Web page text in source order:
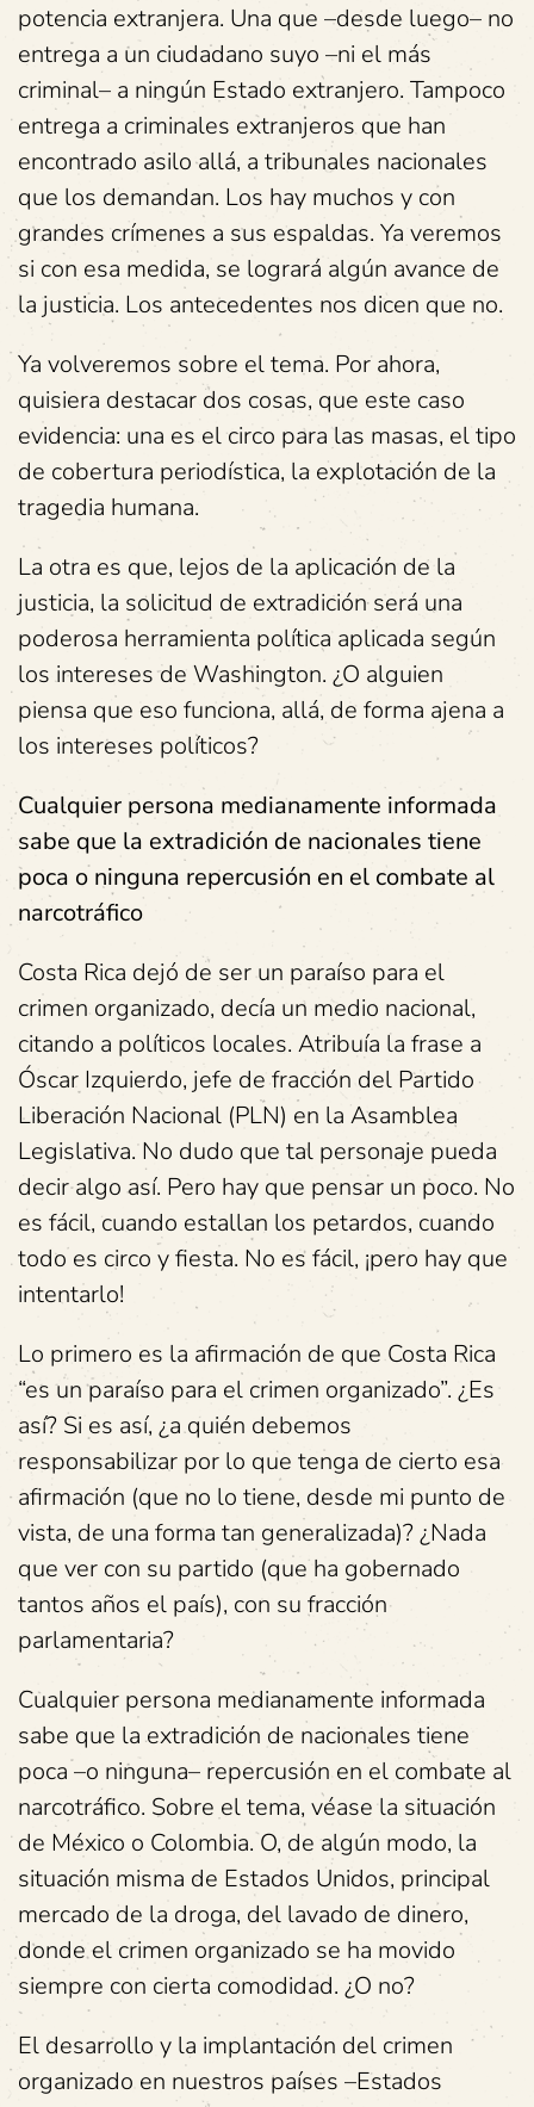
potencia extranjera. Una que –desde luego– no
entrega a un ciudadano suyo –ni el más
criminal– a ningún Estado extranjero. Tampoco
entrega a criminales extranjeros que han
encontrado asilo allá, a tribunales nacionales
que los demandan. Los hay muchos y con
grandes crímenes a sus espaldas. Ya veremos
si con esa medida, se logrará algún avance de
la justicia. Los antecedentes nos dicen que no.
Ya volveremos sobre el tema. Por ahora,
quisiera destacar dos cosas, que este caso
evidencia: una es el circo para las masas, el tipo
de cobertura periodística, la explotación de la
tragedia humana.
La otra es que, lejos de la aplicación de la
justicia, la solicitud de extradición será una
poderosa herramienta política aplicada según
los intereses de Washington. ¿O alguien
piensa que eso funciona, allá, de forma ajena a
los intereses políticos?
Cualquier persona medianamente informada
sabe que la extradición de nacionales tiene
poca o ninguna repercusión en el combate al
narcotráfico
Costa Rica dejó de ser un paraíso para el
crimen organizado, decía un medio nacional,
citando a políticos locales. Atribuía la frase a
Óscar Izquierdo, jefe de fracción del Partido
Liberación Nacional (PLN) en la Asamblea
Legislativa. No dudo que tal personaje pueda
decir algo así. Pero hay que pensar un poco. No
es fácil, cuando estallan los petardos, cuando
todo es circo y fiesta. No es fácil, ¡pero hay que
intentarlo!
Lo primero es la afirmación de que Costa Rica
“es un paraíso para el crimen organizado”. ¿Es
así? Si es así, ¿a quién debemos
responsabilizar por lo que tenga de cierto esa
afirmación (que no lo tiene, desde mi punto de
vista, de una forma tan generalizada)? ¿Nada
que ver con su partido (que ha gobernado
tantos años el país), con su fracción
parlamentaria?
Cualquier persona medianamente informada
sabe que la extradición de nacionales tiene
poca –o ninguna– repercusión en el combate al
narcotráfico. Sobre el tema, véase la situación
de México o Colombia. O, de algún modo, la
situación misma de Estados Unidos, principal
mercado de la droga, del lavado de dinero,
donde el crimen organizado se ha movido
siempre con cierta comodidad. ¿O no?
El desarrollo y la implantación del crimen
organizado en nuestros países –Estados